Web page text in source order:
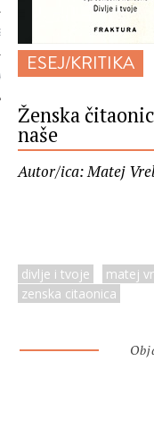
ESEJ/KRITIKA
Ženska
naše
Autor/ica: Matej
divlje i tvoje matej
zenska citaonica